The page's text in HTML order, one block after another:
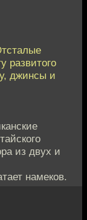
развитого
джинсы и
из двух и
намеков.